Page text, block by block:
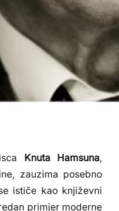
Knuta Hamsuna,
zauzima posebno
ističe kao književni
primjer moderne